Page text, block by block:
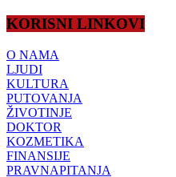
KORISNI LINKOVI
O NAMA
LJUDI
KULTURA
PUTOVANJA
ŽIVOTINJE
DOKTOR
KOZMETIKA
FINANSIJE
PRAVNAPITANJA